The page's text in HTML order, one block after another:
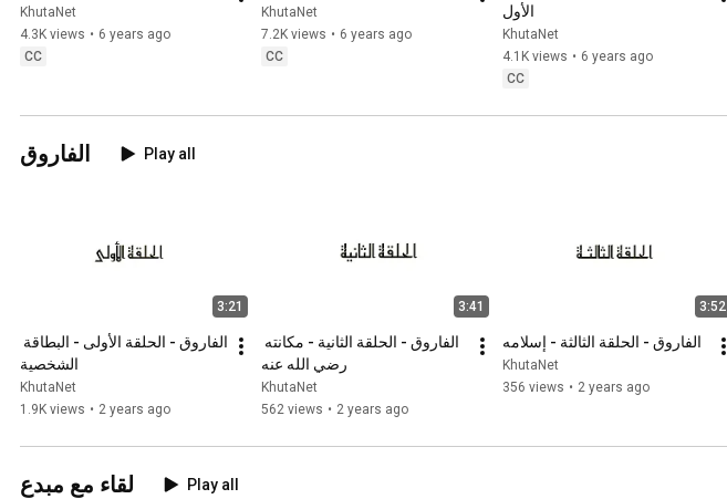
KhutaNet
4.3K views • 6 years ago
CC
KhutaNet
7.2K views • 6 years ago
CC
الأول
KhutaNet
4.1K views • 6 years ago
CC
الفاروق Play all
3:21
الشخصية
KhutaNet
1.9K views • 2 years ago
3:41
رضي الله عنه
KhutaNet
562 views • 2 years ago
3:52
الفاروق - الحلقة الثالثة - إسلامه
KhutaNet
356 views • 2 years ago
لقاء مع مبدع Play all